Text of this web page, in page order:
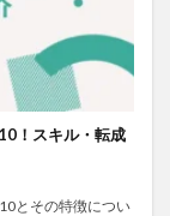
！スキル・転成
とその特徴につい